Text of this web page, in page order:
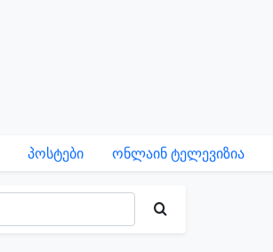
პოსტები ონლაინ ტელევიზია